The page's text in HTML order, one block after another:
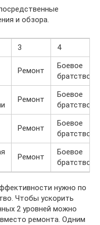
и обзора.
3 4
Ремонт
Боевое
братство
Ремонт
Боевое
братство
Ремонт
Боевое
братство
Ремонт
Боевое
братство
нужно по
Чтобы ускорить
2 уровней можно
ремонта. Одним